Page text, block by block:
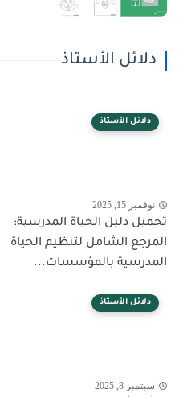
دلائل الأستاذ
دلائل الأستاذ
نوفمبر 15, 2025
تحميل دليل الحياة المدرسية:
المرجع الشامل لتنظيم الحياة
المدرسية بالمؤسسات...
دلائل الأستاذ
سبتمبر 8, 2025